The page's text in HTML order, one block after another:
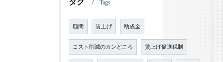
タグ Tags
顧問 賃上げ 助成金
コスト削減のカンどころ 賃上げ促進税制